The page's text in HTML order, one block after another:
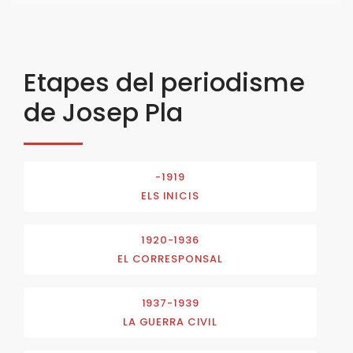
Etapes del periodisme
de Josep Pla
-1919
ELS INICIS
1920-1936
EL CORRESPONSAL
1937-1939
LA GUERRA CIVIL